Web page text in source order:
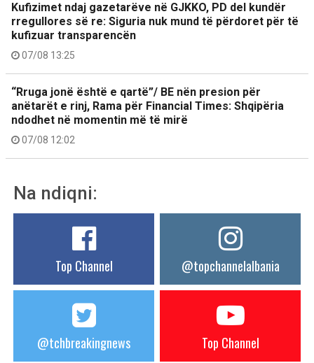
Kufizimet ndaj gazetarëve në GJKKO, PD del kundër
rregullores së re: Siguria nuk mund të përdoret për të
kufizuar transparencën
07/08 13:25
“Rruga jonë është e qartë”/ BE nën presion për
anëtarët e rinj, Rama për Financial Times: Shqipëria
ndodhet në momentin më të mirë
07/08 12:02
Na ndiqni:
Top Channel @topchannelalbania
@tchbreakingnews Top Channel